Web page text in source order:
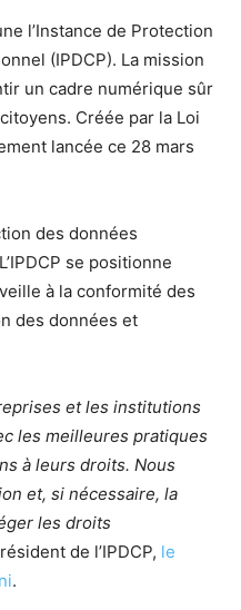
l’Instance de Protection
(IPDCP). La mission
un cadre numérique sûr
Créée par la Loi
lancée ce 28 mars
des données
se positionne
à la conformité des
des données et
et les institutions
les meilleures pratiques
à leurs droits. Nous
et, si nécessaire, la
les droits
de l’IPDCP, le
.